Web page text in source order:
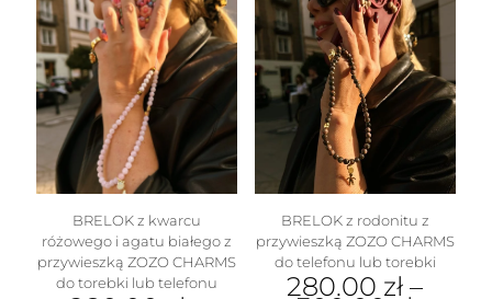
BRELOK z kwarcu
różowego i agatu białego z
przywieszką ZOZO CHARMS
do torebki lub telefonu
BRELOK z rodonitu z
przywieszką ZOZO CHARMS
do telefonu lub torebki
280.00 zł –